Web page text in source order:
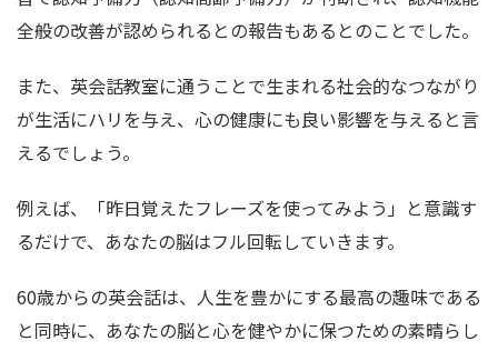
全般の改善が認められるとの報告もあるとのことでした。
また、英会話教室に通うことで生まれる社会的なつながり
が生活にハリを与え、心の健康にも良い影響を与えると言
えるでしょう。
例えば、「昨日覚えたフレーズを使ってみよう」と意識す
るだけで、あなたの脳はフル回転していきます。
60歳からの英会話は、人生を豊かにする最高の趣味である
と同時に、あなたの脳と心を健やかに保つための素晴らし